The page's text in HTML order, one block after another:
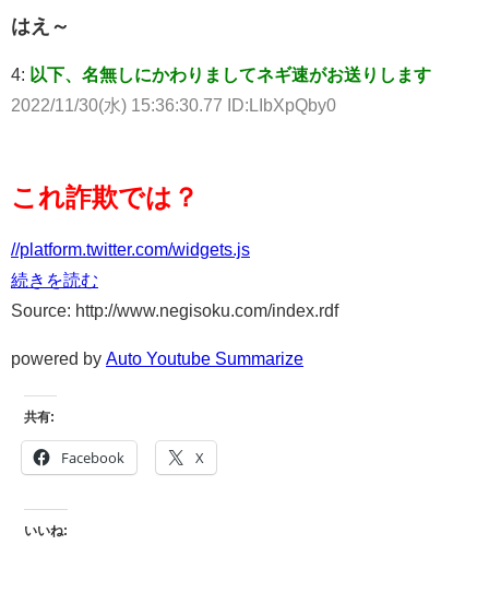
はえ～
4: 以下、名無しにかわりましてネギ速がお送りします
2022/11/30(水) 15:36:30.77 ID:LIbXpQby0
これ詐欺では？
//platform.twitter.com/widgets.js
続きを読む
Source: http://www.negisoku.com/index.rdf
powered by Auto Youtube Summarize
共有:
Facebook X
いいね: